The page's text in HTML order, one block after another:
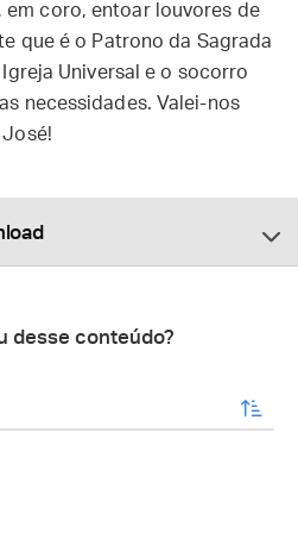
em coro, entoar louvores de
que é o Patrono da Sagrada
Universal e o socorro
necessidades. Valei-nos
desse conteúdo?
enviar